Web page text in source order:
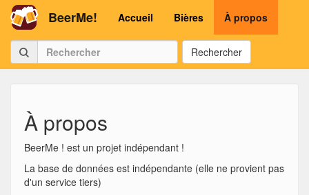
BeerMe! Accueil Bières À propos
Rechercher
À propos
BeerMe ! est un projet indépendant !
La base de données est indépendante (elle ne provient pas
d'un service tiers)